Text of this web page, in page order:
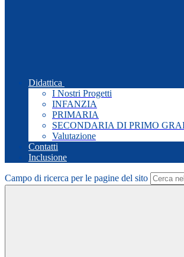
Didattica
I Nostri Progetti
INFANZIA
PRIMARIA
SECONDARIA DI PRIMO
Valutazione
Contatti
Inclusione
Campo di ricerca per le pagine del sito